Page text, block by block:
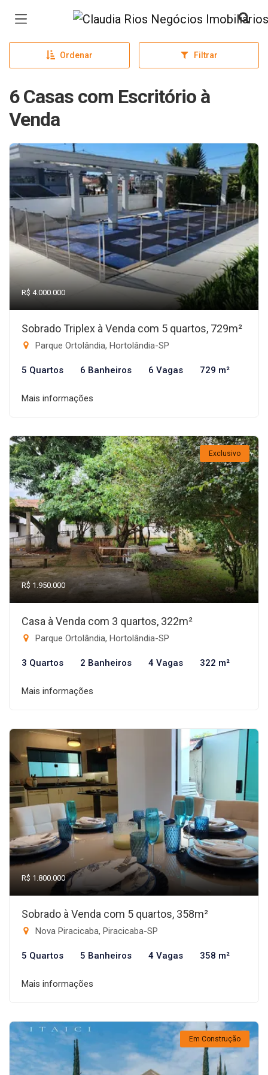
Página inicial
Ordenar Filtrar
6 Casas com Escritório à
Venda
R$ 4.000.000
Sobrado Triplex à Venda com 5 quartos, 729m²
Parque Ortolândia, Hortolândia-SP
5 Quartos 6 Banheiros 6 Vagas 729 m²
Mais informações
Exclusivo
R$ 1.950.000
Casa à Venda com 3 quartos, 322m²
Parque Ortolândia, Hortolândia-SP
3 Quartos 2 Banheiros 4 Vagas 322 m²
Mais informações
R$ 1.800.000
Sobrado à Venda com 5 quartos, 358m²
Nova Piracicaba, Piracicaba-SP
5 Quartos 5 Banheiros 4 Vagas 358 m²
Mais informações
Em Construção